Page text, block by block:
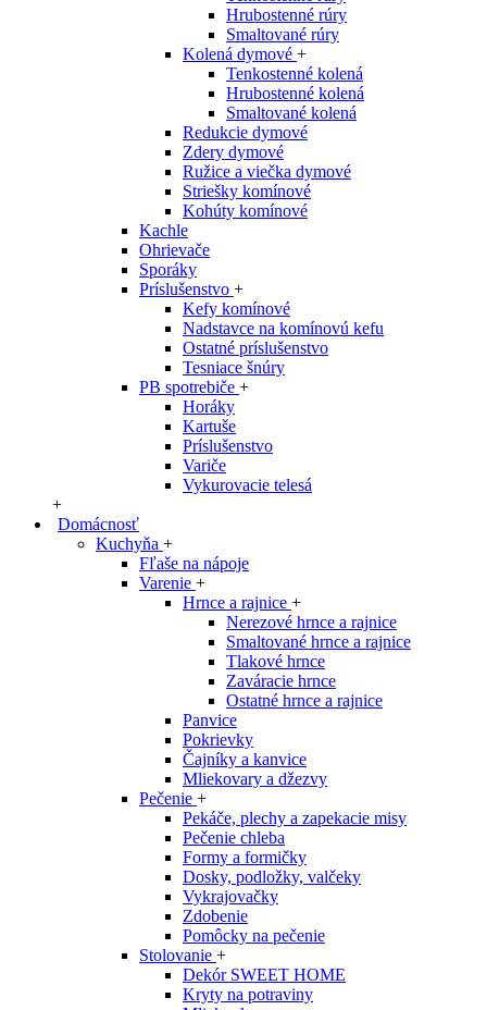
Hrubostenné rúry
Smaltované rúry
Kolená dymové +
Tenkostenné kolená
Hrubostenné kolená
Smaltované kolená
Redukcie dymové
Zdery dymové
Ružice a viečka dymové
Striešky komínové
Kohúty komínové
Kachle
Ohrievače
Sporáky
Príslušenstvo +
Kefy komínové
Nadstavce na komínovú kefu
Ostatné príslušenstvo
Tesniace šnúry
PB spotrebiče +
Horáky
Kartuše
Príslušenstvo
Variče
Vykurovacie telesá
+
Domácnosť
Kuchyňa +
Fľaše na nápoje
Varenie +
Hrnce a rajnice +
Nerezové hrnce a rajnice
Smaltované hrnce a rajnice
Tlakové hrnce
Zaváracie hrnce
Ostatné hrnce a rajnice
Panvice
Pokrievky
Čajníky a kanvice
Mliekovary a džezvy
Pečenie +
Pekáče, plechy a zapekacie misy
Pečenie chleba
Formy a formičky
Dosky, podložky, valčeky
Vykrajovačky
Zdobenie
Pomôcky na pečenie
Stolovanie +
Dekór SWEET HOME
Kryty na potraviny